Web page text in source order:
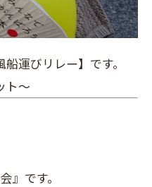
運びリレー】です。
ト～
』です。